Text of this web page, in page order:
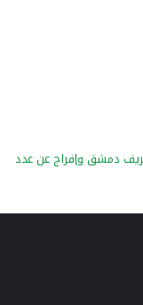
دمشق وإفراج عن عدد